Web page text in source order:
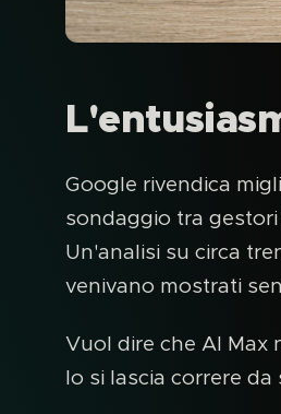
Google rivendica
sondaggio tra
Un'analisi su circa
venivano mostrati
Vuol dire che AI Max
lo si lascia correre